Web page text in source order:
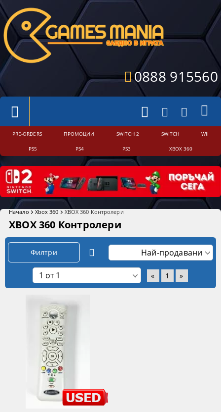
0888 915560
PRE-ORDERS ПРОМОЦИИ SWITCH 2 SWITCH WII
PS5 PS4 PS3 XBOX 360
Начало Xbox 360 XBOX 360 Контролери
XBOX 360 Контролери
Филтри
« 1 »